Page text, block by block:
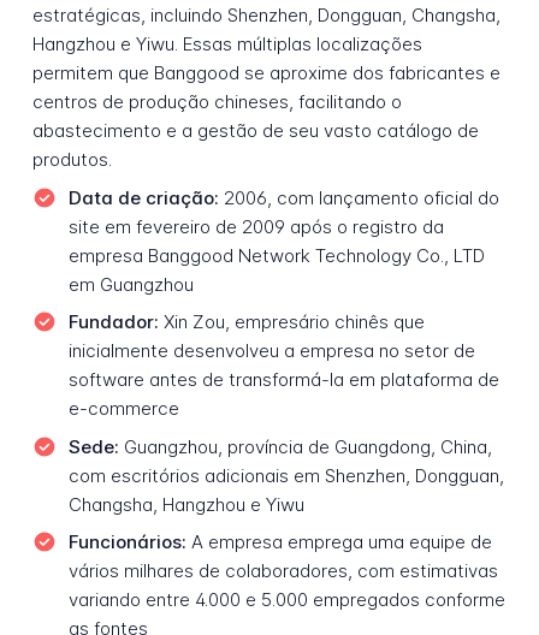
estratégicas, incluindo Shenzhen, Dongguan, Changsha,
Hangzhou e Yiwu. Essas múltiplas localizações
permitem que Banggood se aproxime dos fabricantes e
centros de produção chineses, facilitando o
abastecimento e a gestão de seu vasto catálogo de
produtos.
Data de criação: 2006, com lançamento oficial do
site em fevereiro de 2009 após o registro da
empresa Banggood Network Technology Co., LTD
em Guangzhou
Fundador: Xin Zou, empresário chinês que
inicialmente desenvolveu a empresa no setor de
software antes de transformá-la em plataforma de
e-commerce
Sede: Guangzhou, província de Guangdong, China,
com escritórios adicionais em Shenzhen, Dongguan,
Changsha, Hangzhou e Yiwu
Funcionários: A empresa emprega uma equipe de
vários milhares de colaboradores, com estimativas
variando entre 4.000 e 5.000 empregados conforme
as fontes